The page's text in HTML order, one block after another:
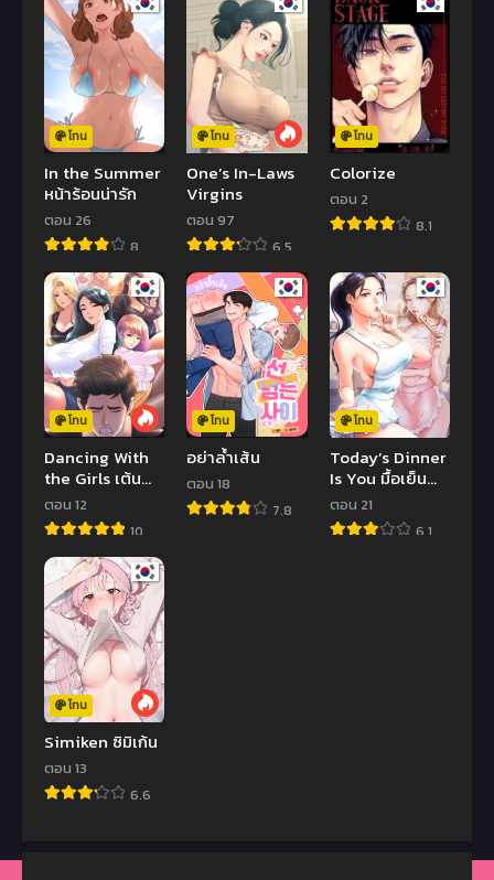
โทน
In the Summer
หน้าร้อนน่ารัก
ตอน 26
8
โทน
One’s In-Laws
Virgins
ตอน 97
6.5
โทน
Colorize
ตอน 2
8.1
โทน
Dancing With
the Girls เต้น
ไปเเล้วใจสั่น
ตอน 12
10
โทน
อย่าล้ำเส้น
ตอน 18
7.8
โทน
Today’s Dinner
Is You มื้อเย็น
ต้องเป็นเธอ
ตอน 21
6.1
โทน
Simiken ซิมิเก้น
ตอน 13
6.6